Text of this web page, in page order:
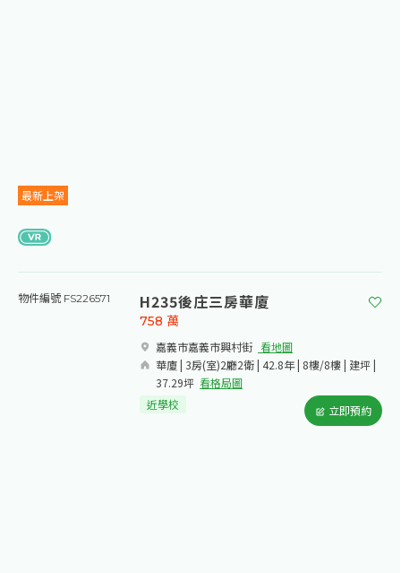
最新上架
物件編號 FS226571 H235後庄三房華廈
嘉義市嘉義市興村街​ 看地圖
華廈 | 3房(室)2廳2衛 | 42.8年 | 8樓/8樓 | 建坪 |
37.29坪 看格局圖
758 萬
近學校 立即預約